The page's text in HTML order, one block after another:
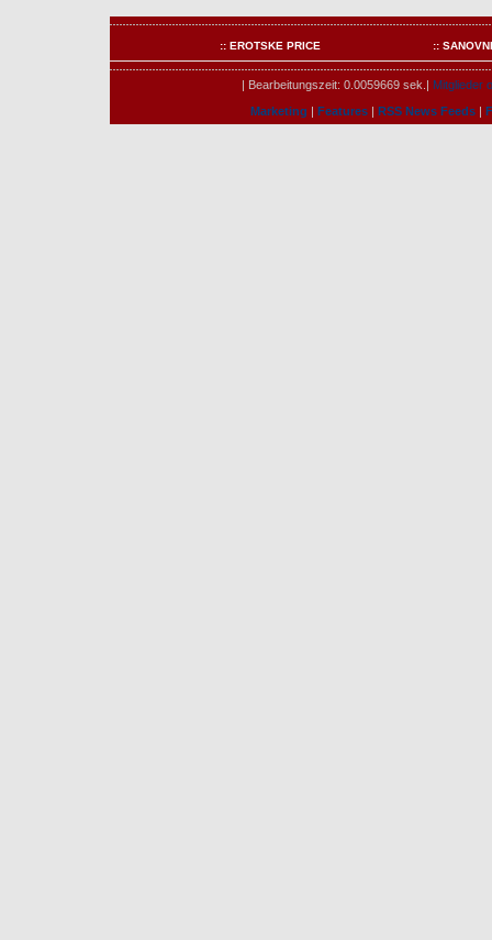
:: EROTSKE PRICE ::
| Bearbeitungszeit: 0.0059669 sek.| Mitglieder
Marketing | Features| RSS News Feeds|